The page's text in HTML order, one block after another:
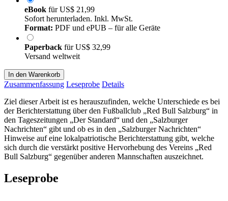
eBook fürUS$ 21,99
Sofort herunterladen. Inkl. MwSt.
Format: PDF und ePUB – für alle Geräte
Paperback fürUS$ 32,99
Versand weltweit
In den Warenkorb
Zusammenfassung Leseprobe Details
Ziel dieser Arbeit ist es herauszufinden, welche Unterschiede es bei
der Berichterstattung über den Fußballclub „Red Bull Salzburg“ in
den Tageszeitungen „Der Standard“ und den „Salzburger
Nachrichten“ gibt und ob es in den „Salzburger Nachrichten“
Hinweise auf eine lokalpatriotische Berichterstattung gibt, welche
sich durch die verstärkt positive Hervorhebung des Vereins „Red
Bull Salzburg“ gegenüber anderen Mannschaften auszeichnet.
Leseprobe